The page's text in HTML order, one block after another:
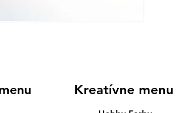
Kreatívne menu